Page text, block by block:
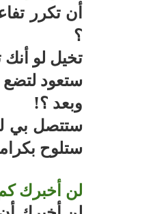
أن تكرر
؟
تخيل لو
ستعود
وبعد ؟!
ستتصل بي
ستلوح
لن أخبرك